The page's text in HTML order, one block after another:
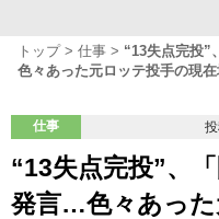
トップ 仕事
“13失点完投”
色々あった元ロッテ投手の現在
仕事
“13失点完投”、
発言…色々あっ